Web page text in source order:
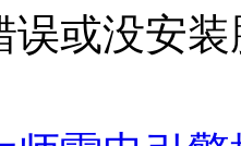
误或没安